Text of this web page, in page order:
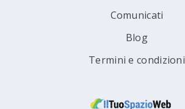
Comunicati
Blog
Termini e condizioni